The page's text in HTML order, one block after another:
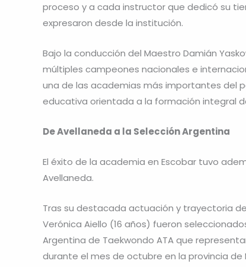
proceso y a cada instructor que dedicó su
expresaron desde la institución.
Bajo la conducción del Maestro Damián
múltiples campeones nacionales e
una de las academias más importantes del
educativa orientada a la formación integral
De Avellaneda a la Selección Argentina
El éxito de la academia en Escobar tuvo
Avellaneda.
Tras su destacada actuación y trayectoria
Verónica Aiello (16 años) fueron
Argentina de Taekwondo ATA que
durante el mes de octubre en la provincia